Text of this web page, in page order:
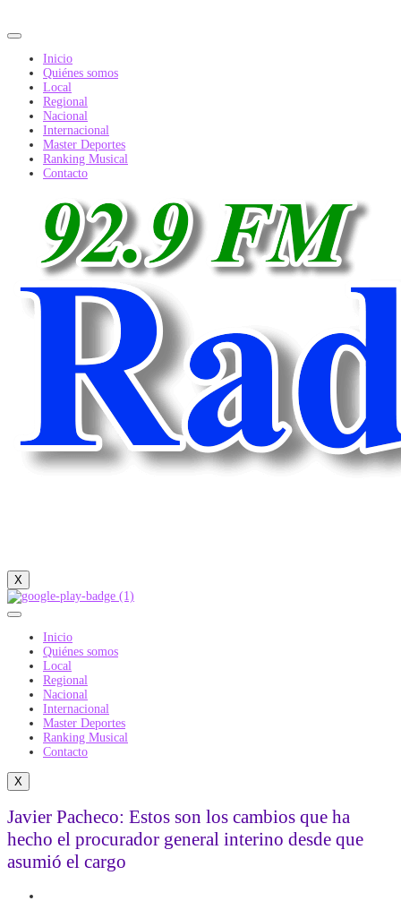
Inicio
Quiénes somos
Local
Regional
Nacional
Internacional
Master Deportes
Ranking Musical
Contacto
X
Inicio
Quiénes somos
Local
Regional
Nacional
Internacional
Master Deportes
Ranking Musical
Contacto
X
Javier Pacheco: Estos son los cambios que ha
hecho el procurador general interino desde que
asumió el cargo